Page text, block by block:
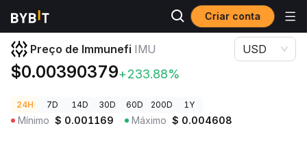
Criar conta
Preços de Criptomoedas Preço de Immunefi IMU
Preço de Immunefi IMU
$0.00390379+233.88%
USD
24H 7D 14D 30D 60D 200D 1Y
Mínimo $ 0.001169 Máximo $ 0.004608